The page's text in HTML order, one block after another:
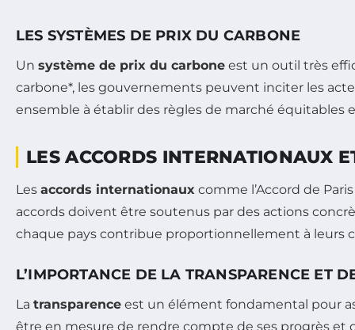
LES SYSTÈMES DE PRIX DU CARBONE
Un système de prix du carbone est un outil très
carbone*, les gouvernements peuvent inciter les
ensemble à établir des règles de marché
LES ACCORDS INTERNATIONAUX
Les accords internationaux comme l’Accord de
accords doivent être soutenus par des actions
chaque pays contribue proportionnellement à leurs
L’IMPORTANCE DE LA TRANSPARENCE ET
La transparence est un élément fondamental pour
être en mesure de rendre compte de ses progrès